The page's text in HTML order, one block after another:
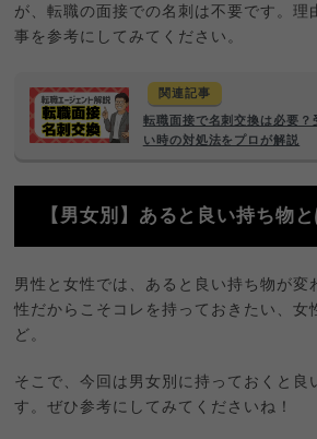
が、転職の面接での名刺は不要です。理
事を参考にしてみてください。
関連記事
転職面接で名刺交換は必要？
い時の対処法をプロが解説
【男女別】あると良い持ち物と
男性と女性では、あると良い持ち物が変
性だからこそコレを持っておきたい、女
ど。
そこで、今回は男女別に持っておくと良
す。ぜひ参考にしてみてくださいね！